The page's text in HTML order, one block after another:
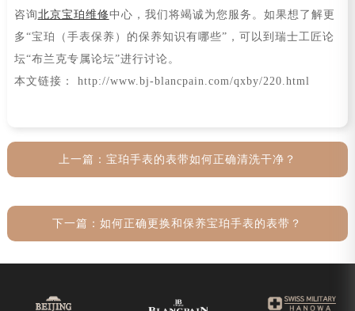
咨询北京宝珀维修中心，我们将竭诚为您服务。如果想了解更
多“宝珀（手表保养）的保养知识有哪些”，可以到瑞士工匠论
坛“布兰克专属论坛”进行讨论。
本文链接： http://www.bj-blancpain.com/qxby/220.html
上一篇： 宝珀手表的表带如何正确清洗干净？
下一篇：如何正确更换和保养宝珀手表的表带？